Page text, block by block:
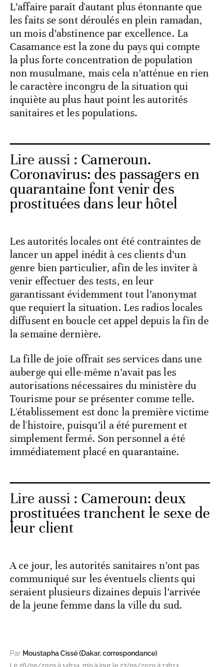
L’affaire paraît d'autant plus étonnante que
les faits se sont déroulés en plein ramadan,
un mois d’abstinence par excellence. La
Casamance est la zone du pays qui compte
la plus forte concentration de population
non musulmane, mais cela n’atténue en rien
le caractère incongru de la situation qui
inquiète au plus haut point les autorités
sanitaires et les populations.
Lire aussi : Cameroun.
Coronavirus: des passagers en
quarantaine font venir des
prostituées dans leur hôtel
Les autorités locales ont été contraintes de
lancer un appel inédit à ces clients d’un
genre bien particulier, afin de les inviter à
venir effectuer des tests, en leur
garantissant évidemment tout l’anonymat
que requiert la situation. Les radios locales
diffusent en boucle cet appel depuis la fin de
la semaine dernière.
La fille de joie offrait ses services dans une
auberge qui elle-même n’avait pas les
autorisations nécessaires du ministère du
Tourisme pour se présenter comme telle.
L'établissement est donc la première victime
de l'histoire, puisqu’il a été purement et
simplement fermé. Son personnel a été
immédiatement placé en quarantaine.
Lire aussi : Cameroun: deux
prostituées tranchent le sexe de
leur client
A ce jour, les autorités sanitaires n’ont pas
communiqué sur les éventuels clients qui
seraient plusieurs dizaines depuis l’arrivée
de la jeune femme dans la ville du sud.
Par Moustapha Cissé (Dakar, correspondance)
Le 26/05/2020 à 14h34, mis à jour le 27/05/2020 à 13h13